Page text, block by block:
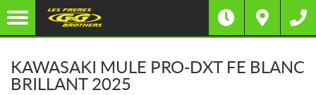
KAWASAKI MULE PRO-DXT FE BLANC
BRILLANT 2025